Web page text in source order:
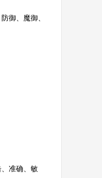
御、魔御、
准确、敏